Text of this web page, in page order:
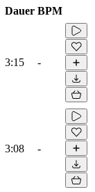
Dauer BPM
3:15 -
3:08 -